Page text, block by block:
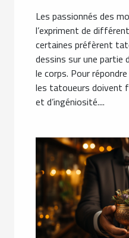
Les passionnés des
l’expriment de
certaines préfèrent
dessins sur une partie
le corps. Pour
les tatoueurs doivent
et d’ingéniosité....